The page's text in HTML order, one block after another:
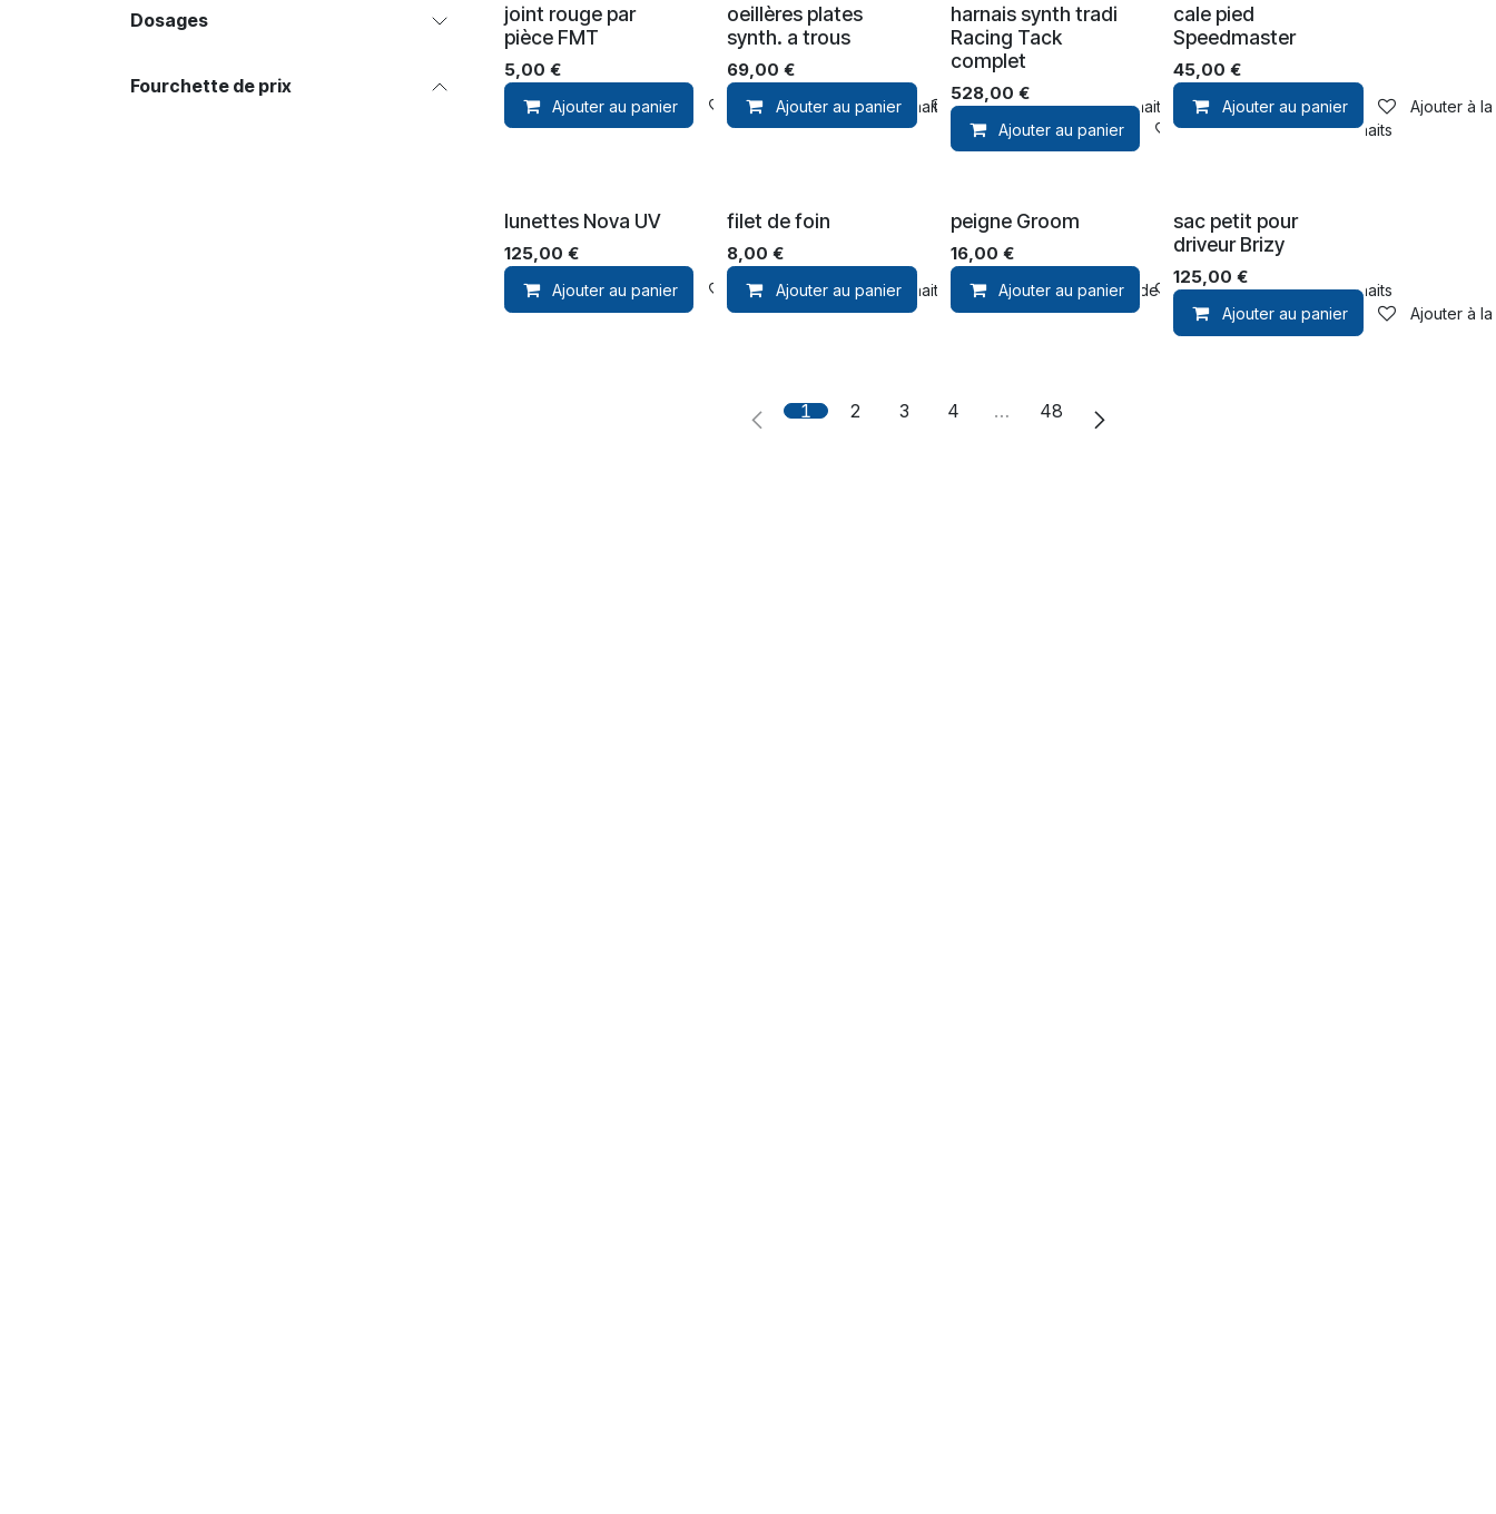
Dosages
Fourchette de prix
joint rouge par
pièce FMT
5,00 €
Ajouter au panier Ajouter à la liste de souhaits
oeillères plates
synth. a trous
69,00 €
Ajouter au panier Ajouter à la liste de souhaits
harnais synth tradi
Racing Tack
complet
528,00 €
Ajouter au panier Ajouter à la liste de souhaits
cale pied
Speedmaster
45,00 €
Ajouter au panier Ajouter à
lunettes Nova UV
125,00 €
Ajouter au panier Ajouter à la liste de souhaits
filet de foin
8,00 €
Ajouter au panier Ajouter à la liste de souhaits
peigne Groom
16,00 €
Ajouter au panier Ajouter à la liste de souhaits
sac petit pour
driveur Brizy
125,00 €
Ajouter au panier Ajouter à
1 2 3 4 … 48